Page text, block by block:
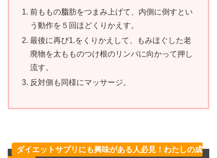
前ももの脂肪をつまみ上げて、内側に倒すとい
う動作を５回ほどくりかえす。
最後に再び1.をくりかえして、もみほぐした老
廃物を太もものつけ根のリンパに向かって押し
流す。
反対側も同様にマッサージ。
ダイエットサプリにも興味がある人必見！わたしの成